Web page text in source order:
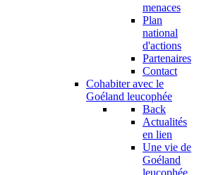
menaces
Plan
national
d'actions
Partenaires
Contact
Cohabiter avec le
Goéland leucophée
Back
Actualités
en lien
Une vie de
Goéland